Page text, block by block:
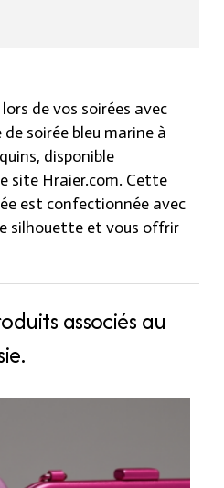
de vos soirées avec
soirée bleu marine à
disponible
site Hraier.com. Cette
est confectionnée avec
silhouette et vous offrir
associés au